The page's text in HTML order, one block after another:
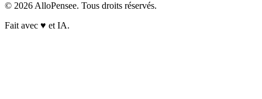
© 2026 AlloPensee. Tous droits réservés.
Fait avec ♥ et IA.